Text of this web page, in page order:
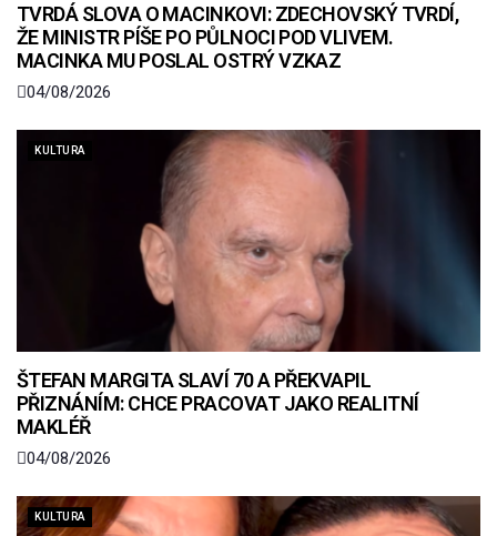
TVRDÁ SLOVA O MACINKOVI: ZDECHOVSKÝ TVRDÍ,
ŽE MINISTR PÍŠE PO PŮLNOCI POD VLIVEM.
MACINKA MU POSLAL OSTRÝ VZKAZ
04/08/2026
KULTURA
ŠTEFAN MARGITA SLAVÍ 70 A PŘEKVAPIL
PŘIZNÁNÍM: CHCE PRACOVAT JAKO REALITNÍ
MAKLÉŘ
04/08/2026
KULTURA